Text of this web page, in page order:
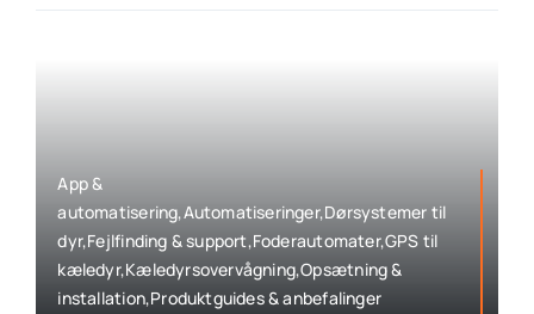
App &
automatisering,Automatiseringer,Dørsystemer til
dyr,Fejlfinding & support,Foderautomater,GPS til
kæledyr,Kæledyrsovervågning,Opsætning &
installation,Produktguides & anbefalinger